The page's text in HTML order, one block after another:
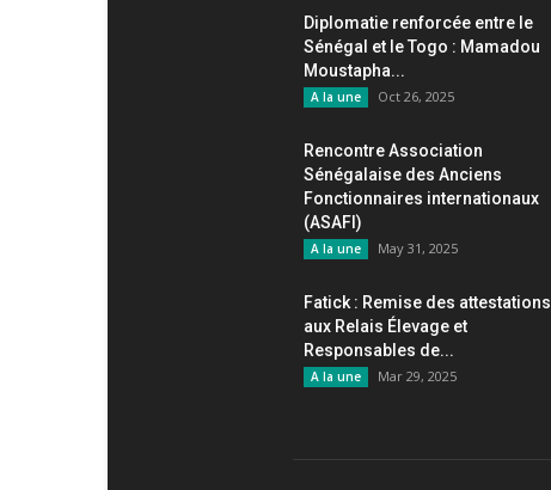
Diplomatie renforcée entre le
Sénégal et le Togo : Mamadou
Moustapha...
A la une Oct 26, 2025
Rencontre Association
Sénégalaise des Anciens
Fonctionnaires internationaux
(ASAFI)
A la une May 31, 2025
Fatick : Remise des attestations
aux Relais Élevage et
Responsables de...
A la une Mar 29, 2025